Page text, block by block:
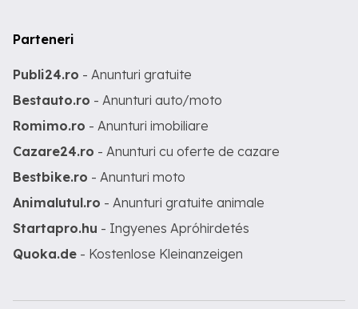
Parteneri
Publi24.ro - Anunturi gratuite
Bestauto.ro - Anunturi auto/moto
Romimo.ro - Anunturi imobiliare
Cazare24.ro - Anunturi cu oferte de cazare
Bestbike.ro - Anunturi moto
Animalutul.ro - Anunturi gratuite animale
Startapro.hu - Ingyenes Apróhirdetés
Quoka.de - Kostenlose Kleinanzeigen